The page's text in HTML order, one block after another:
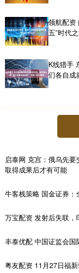
领航配资
五”时代
K线猎手
们各自成
启泰网 克宫：俄乌先
取得成果后才有可能
牛客栈策略 国金证券
万宝配资 发射后失联
丰泰优配 中国证监会
粤友配资 11月27日福